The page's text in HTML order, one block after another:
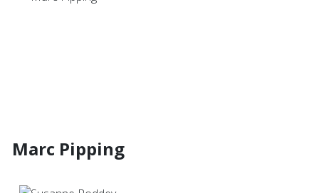
Marc Pipping